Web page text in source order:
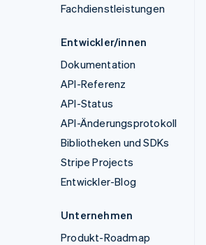
Fachdienstleistungen
Entwickler/innen
Dokumentation
API-Referenz
API-Status
API-Änderungsprotokoll
Bibliotheken und SDKs
Stripe Projects
Entwickler-Blog
Unternehmen
Produkt-Roadmap